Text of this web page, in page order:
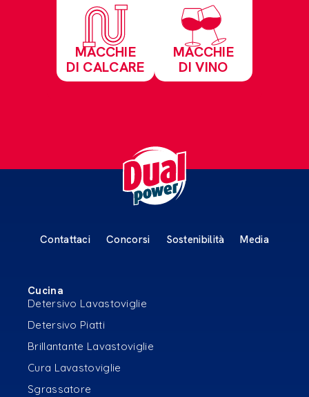
MACCHIE
DI CALCARE
MACCHIE
DI VINO
Contattaci Concorsi Sostenibilità Media
Cucina
Detersivo Lavastoviglie
Detersivo Piatti
Brillantante Lavastoviglie
Cura Lavastoviglie
Sgrassatore